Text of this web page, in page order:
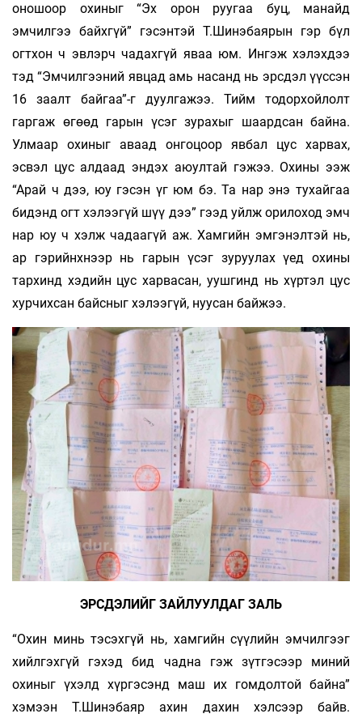
оношоор охиныг “Эх орон руугаа буц, манайд
эмчилгээ байхгүй” гэсэнтэй Т.Шинэбаярын гэр бүл
огтхон ч эвлэрч чадахгүй яваа юм. Ингэж хэлэхдээ
тэд “Эмчилгээний явцад амь насанд нь эрсдэл үүссэн
16 заалт байгаа”-г дуулгажээ. Тийм тодорхойлолт
гаргаж өгөөд гарын үсэг зурахыг шаардсан байна.
Улмаар охиныг аваад онгоцоор явбал цус харвах,
эсвэл цус алдаад эндэх аюултай гэжээ. Охины ээж
“Арай ч дээ, юу гэсэн үг юм бэ. Та нар энэ тухайгаа
бидэнд огт хэлээгүй шүү дээ” гээд уйлж орилоход эмч
нар юу ч хэлж чадаагүй аж. Хамгийн эмгэнэлтэй нь,
ар гэрийнхнээр нь гарын үсэг зуруулах үед охины
тархинд хэдийн цус харвасан, уушгинд нь хүртэл цус
хурчихсан байсныг хэлээгүй, нуусан байжээ.
ЭРСДЭЛИЙГ ЗАЙЛУУЛДАГ ЗАЛЬ
“Охин минь тэсэхгүй нь, хамгийн сүүлийн эмчилгээг
хийлгэхгүй гэхэд бид чадна гэж зүтгэсээр миний
охиныг үхэлд хүргэсэнд маш их гомдолтой байна”
хэмээн Т.Шинэбаяр ахин дахин хэлсээр байв.